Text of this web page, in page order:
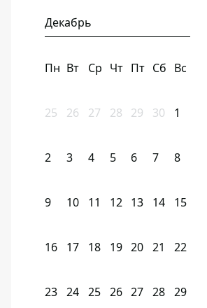
Декабрь
Пн Вт Ср Чт Пт Сб Вс
25 26 27 28 29 30 1
2 3 4 5 6 7 8
9 10 11 12 13 14 15
16 17 18 19 20 21 22
23 24 25 26 27 28 29